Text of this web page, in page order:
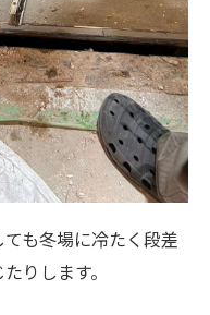
も冬場に冷たく段差
りします。